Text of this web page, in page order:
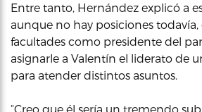
Entre tanto, Hernández explicó a
aunque no hay posiciones todavía,
facultades como presidente del
asignarle a Valentín el liderato de
para atender distintos asuntos.
“Creo que él sería un tremendo